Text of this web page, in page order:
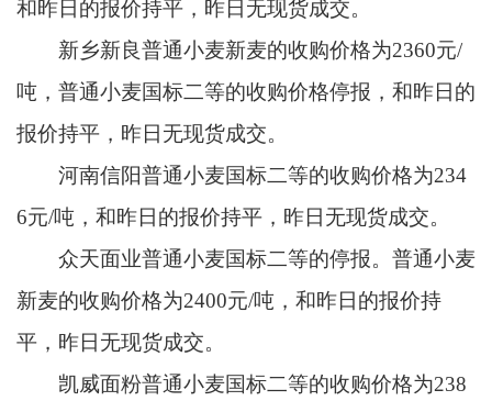
和昨日的报价持平，昨日无现货成交。
新乡新良普通小麦新麦的收购价格为2360元/
吨，普通小麦国标二等的收购价格停报，和昨日的
报价持平，昨日无现货成交。
河南信阳普通小麦国标二等的收购价格为234
6元/吨，和昨日的报价持平，昨日无现货成交。
众天面业普通小麦国标二等的停报。普通小麦
新麦的收购价格为2400元/吨，和昨日的报价持
平，昨日无现货成交。
凯威面粉普通小麦国标二等的收购价格为238